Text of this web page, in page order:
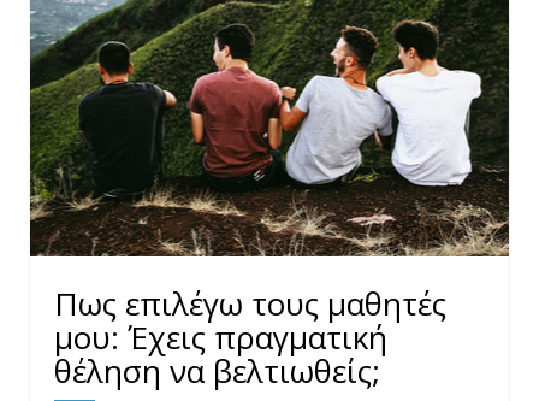
Πως επιλέγω τους μαθητές
μου: Έχεις πραγματική
θέληση να βελτιωθείς;